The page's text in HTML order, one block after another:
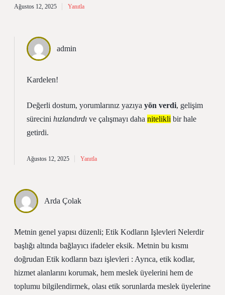
Ağustos 12, 2025 Yanıtla
admin
Kardelen!
Değerli dostum, yorumlarınız yazıya yön verdi, gelişim
sürecini hızlandırdı ve çalışmayı daha nitelikli bir hale
getirdi.
Ağustos 12, 2025 Yanıtla
Arda Çolak
Metnin genel yapısı düzenli; Etik Kodların Işlevleri Nelerdir
başlığı altında bağlayıcı ifadeler eksik. Metnin bu kısmı
doğrudan Etik kodların bazı işlevleri : Ayrıca, etik kodlar,
hizmet alanlarını korumak, hem meslek üyelerini hem de
toplumu bilgilendirmek, olası etik sorunlarda meslek üyelerine